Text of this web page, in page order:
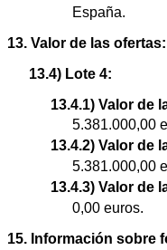
España.
13. Valor de las ofertas:
13.4) Lote 4:
13.4.1) Valor de
5.381.000,00
13.4.2) Valor de
5.381.000,00
13.4.3) Valor de
0,00 euros.
15. Información sobre